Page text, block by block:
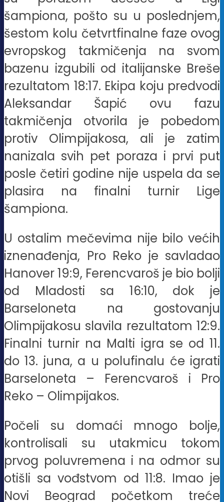
šampiona, pošto su u poslednjem,
šestom kolu četvrtfinalne faze ovog
evropskog takmičenja na svom
bazenu izgubili od italijanske Breše
rezultatom 18:17. Ekipa koju predvodi
Aleksandar Šapić ovu fazu
takmičenja otvorila je pobedom
protiv Olimpijakosa, ali je zatim
nanizala svih pet poraza i prvi put
posle četiri godine nije uspela da se
plasira na finalni turnir Lige
šampiona.
U ostalim mečevima nije bilo većih
iznenađenja, Pro Reko je savladao
Hanover 19:9, Ferencvaroš je bio bolji
od Mladosti sa 16:10, dok je
Barseloneta na gostovanju
Olimpijakosu slavila rezultatom 12:9.
Finalni turnir na Malti igra se od 11.
do 13. juna, a u polufinalu će igrati
Barseloneta – Ferencvaroš i Pro
Reko – Olimpijakos.
Počeli su domaći mnogo bolje,
kontrolisali su utakmicu tokom
prvog poluvremena i na odmor su
otišli sa vođstvom od 11:8. Imao je
Novi Beograd početkom treće